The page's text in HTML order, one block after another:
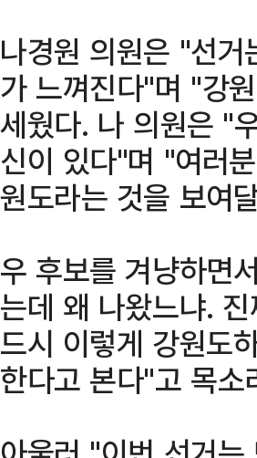
나경원 의원은 "선
가 느껴진다"며 "강
세웠다. 나 의원은 "
신이 있다"며 "여러
원도라는 것을 보여
우 후보를 겨냥하면
는데 왜 나왔느냐.
드시 이렇게 강원도
한다고 본다"고 목소